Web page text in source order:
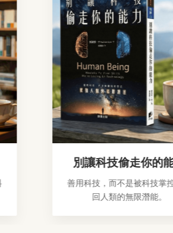
別讓科技偷走你的能力
善用科技，而不是被科技掌控，找
回人類的無限潛能。